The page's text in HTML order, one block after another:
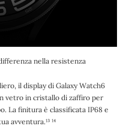
nella resistenza
il display di Galaxy Watch6
vetro in cristallo di zaffiro per
La finitura è classificata IP68 e
avventura.¹³ ¹⁴